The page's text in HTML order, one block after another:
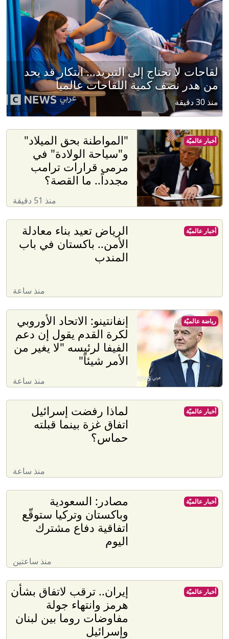
لقاحات لا تحتاج إلى التبريد... ابتكار قد يحد
من هدر نصف كمية اللقاحات عالمياً
منذ 30 دقيقة
"المواطنة بحق الميلاد"
و"سياحة الولادة" في
مرمى قرارات ترامب
مجدداً.. ما القصة؟
منذ 51 دقيقة
أخبار عالميّة
الرياض تعيد بناء معادلة
الأمن.. باكستان في باب
المندب
منذ ساعة
أخبار عالميّة
إنفانتينو: الاتحاد الأوروبي
لكرة القدم يقول إن دعم
الفيفا لرئيسه "لا يغير من
الأمر شيئاً"
منذ ساعة
رياضة عالميّة
لماذا رفضت إسرائيل
اتفاق غزة بينما قبلته
حماس؟
منذ ساعة
أخبار عالميّة
مصادر: السعودية
وباكستان وتركيا ستوقّع
اتفاقية دفاع مشترك
اليوم
منذ ساعتين
أخبار عالميّة
إيران.. ترقب لاتفاق بشأن
هرمز وانتهاء جولة
مفاوضات روما بين لبنان
وإسرائيل
أخبار عالميّة